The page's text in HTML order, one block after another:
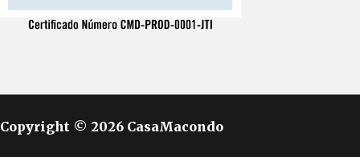
Copyright © 2026 CasaMacondo